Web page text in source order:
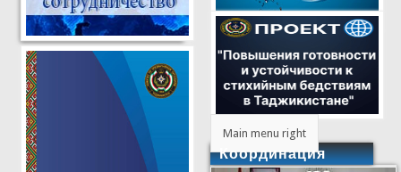
Main menu right
Координация